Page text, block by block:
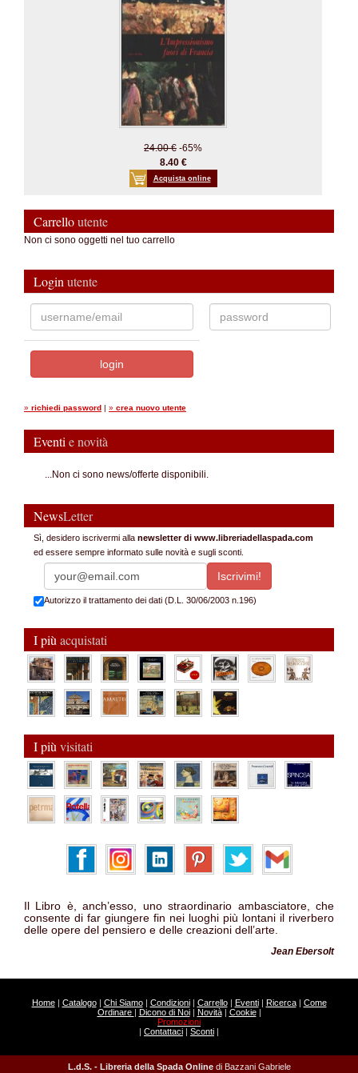
24.00 € -65%
8.40 €
Acquista online
Carrelloutente
Non ci sono oggetti nel tuo carrello
Login utente
» richiedi password | » crea nuovo utente
Eventi e novità
...Non ci sono news/offerte disponibili.
NewsLetter
Sì, desidero iscrivermi alla newsletter di www.libreriadellaspada.com
ed essere sempre informato sulle novità e sugli sconti.
Autorizzo il trattamento dei dati (D.L. 30/06/2003 n.196)
I più acquistati
I più visitati
Il Libro è, anch’esso, uno straordinario ambasciatore, che
consente di far giungere fin nei luoghi più lontani il riverbero
delle opere del pensiero e delle creazioni dell’arte.
Jean Ebersolt
Home| Catalogo| Chi Siamo| Condizioni| Carrello| Eventi| Ricerca| Come
Ordinare | Dicono di Noi| Novità| Cookie|
Promozioni
| Contattaci | Sconti |
L.d.S. - Libreria della Spada Online di Bazzani Gabriele